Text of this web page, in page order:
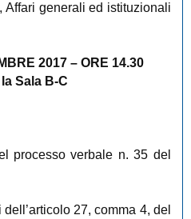
Affari generali ed istituzionali
2017 – ORE 14.30
Sala B-C
processo verbale n. 35 del
27, comma 4, del